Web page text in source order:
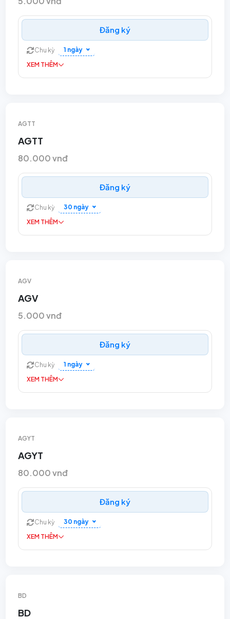
Đăng ký
Chu kỳ
1 ngày
XEM THÊM
AGTT
AGTT
80.000 vnđ
Đăng ký
Chu kỳ
30 ngày
XEM THÊM
AGV
AGV
5.000 vnđ
Đăng ký
Chu kỳ
1 ngày
XEM THÊM
AGYT
AGYT
80.000 vnđ
Đăng ký
Chu kỳ
30 ngày
XEM THÊM
BD
BD